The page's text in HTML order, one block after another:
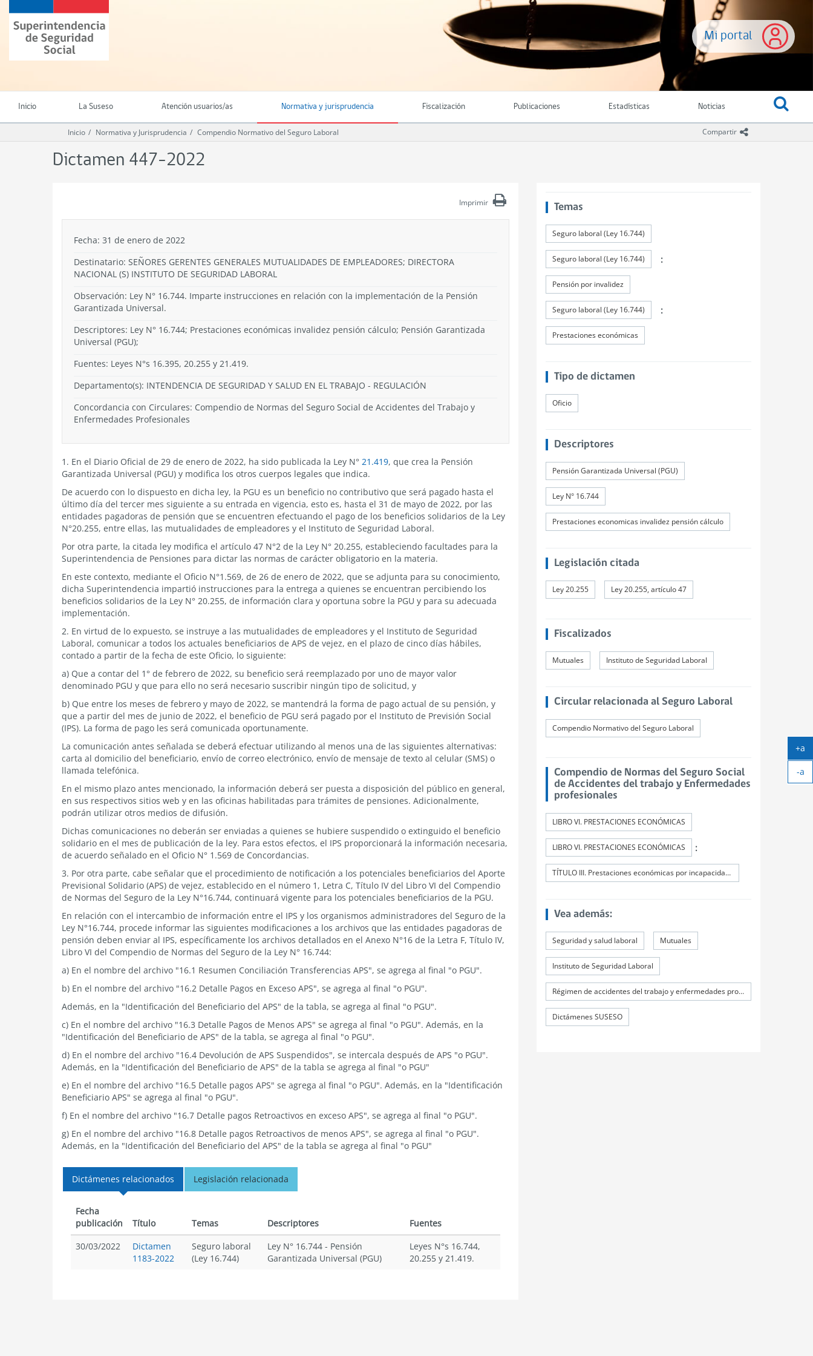
contenido
principal
Mi portal
Superintendencia
de
Seguridad
(SUSESO)
Chile
Inicio La Suseso Atención usuarios/as Normativa y jurisprudencia Fiscalización Publicaciones Estadísticas Noticias
Compartir icono compartir
Inicio Normativa y Jurisprudencia Compendio Normativo del Seguro Laboral
Dictamen 447-2022
Imprimir
Fecha: 31 de enero de 2022
Destinatario: SEÑORES GERENTES GENERALES MUTUALIDADES DE EMPLEADORES; DIRECTORA
NACIONAL (S) INSTITUTO DE SEGURIDAD LABORAL
Observación: Ley N° 16.744. Imparte instrucciones en relación con la implementación de la Pensión
Garantizada Universal.
Descriptores: Ley N° 16.744; Prestaciones económicas invalidez pensión cálculo; Pensión Garantizada
Universal (PGU);
Fuentes: Leyes N°s 16.395, 20.255 y 21.419.
Departamento(s): INTENDENCIA DE SEGURIDAD Y SALUD EN EL TRABAJO - REGULACIÓN
Concordancia con Circulares: Compendio de Normas del Seguro Social de Accidentes del Trabajo y
Enfermedades Profesionales
1. En el Diario Oficial de 29 de enero de 2022, ha sido publicada la Ley N° 21.419, que crea la Pensión
Garantizada Universal (PGU) y modifica los otros cuerpos legales que indica.
De acuerdo con lo dispuesto en dicha ley, la PGU es un beneficio no contributivo que será pagado hasta el
último día del tercer mes siguiente a su entrada en vigencia, esto es, hasta el 31 de mayo de 2022, por las
entidades pagadoras de pensión que se encuentren efectuando el pago de los beneficios solidarios de la Ley
N°20.255, entre ellas, las mutualidades de empleadores y el Instituto de Seguridad Laboral.
Por otra parte, la citada ley modifica el artículo 47 N°2 de la Ley N° 20.255, estableciendo facultades para la
Superintendencia de Pensiones para dictar las normas de carácter obligatorio en la materia.
En este contexto, mediante el Oficio N°1.569, de 26 de enero de 2022, que se adjunta para su conocimiento,
dicha Superintendencia impartió instrucciones para la entrega a quienes se encuentran percibiendo los
beneficios solidarios de la Ley N° 20.255, de información clara y oportuna sobre la PGU y para su adecuada
implementación.
2. En virtud de lo expuesto, se instruye a las mutualidades de empleadores y el Instituto de Seguridad
Laboral, comunicar a todos los actuales beneficiarios de APS de vejez, en el plazo de cinco días hábiles,
contado a partir de la fecha de este Oficio, lo siguiente:
a) Que a contar del 1° de febrero de 2022, su beneficio será reemplazado por uno de mayor valor
denominado PGU y que para ello no será necesario suscribir ningún tipo de solicitud, y
b) Que entre los meses de febrero y mayo de 2022, se mantendrá la forma de pago actual de su pensión, y
que a partir del mes de junio de 2022, el beneficio de PGU será pagado por el Instituto de Previsión Social
(IPS). La forma de pago les será comunicada oportunamente.
La comunicación antes señalada se deberá efectuar utilizando al menos una de las siguientes alternativas:
carta al domicilio del beneficiario, envío de correo electrónico, envío de mensaje de texto al celular (SMS) o
llamada telefónica.
En el mismo plazo antes mencionado, la información deberá ser puesta a disposición del público en general,
en sus respectivos sitios web y en las oficinas habilitadas para trámites de pensiones. Adicionalmente,
podrán utilizar otros medios de difusión.
Dichas comunicaciones no deberán ser enviadas a quienes se hubiere suspendido o extinguido el beneficio
solidario en el mes de publicación de la ley. Para estos efectos, el IPS proporcionará la información necesaria,
de acuerdo señalado en el Oficio N° 1.569 de Concordancias.
3. Por otra parte, cabe señalar que el procedimiento de notificación a los potenciales beneficiarios del Aporte
Previsional Solidario (APS) de vejez, establecido en el número 1, Letra C, Título IV del Libro VI del Compendio
de Normas del Seguro de la Ley N°16.744, continuará vigente para los potenciales beneficiarios de la PGU.
En relación con el intercambio de información entre el IPS y los organismos administradores del Seguro de la
Ley N°16.744, procede informar las siguientes modificaciones a los archivos que las entidades pagadoras de
pensión deben enviar al IPS, específicamente los archivos detallados en el Anexo N°16 de la Letra F, Título IV,
Libro VI del Compendio de Normas del Seguro de la Ley N° 16.744:
a) En el nombre del archivo "16.1 Resumen Conciliación Transferencias APS", se agrega al final "o PGU".
b) En el nombre del archivo "16.2 Detalle Pagos en Exceso APS", se agrega al final "o PGU".
Además, en la "Identificación del Beneficiario del APS" de la tabla, se agrega al final "o PGU".
c) En el nombre del archivo "16.3 Detalle Pagos de Menos APS" se agrega al final "o PGU". Además, en la
"Identificación del Beneficiario de APS" de la tabla, se agrega al final "o PGU".
d) En el nombre del archivo "16.4 Devolución de APS Suspendidos", se intercala después de APS "o PGU".
Además, en la "Identificación del Beneficiario de APS" de la tabla se agrega al final "o PGU"
e) En el nombre del archivo "16.5 Detalle pagos APS" se agrega al final "o PGU". Además, en la "Identificación
Beneficiario APS" se agrega al final "o PGU".
f) En el nombre del archivo "16.7 Detalle pagos Retroactivos en exceso APS", se agrega al final "o PGU".
g) En el nombre del archivo "16.8 Detalle pagos Retroactivos de menos APS", se agrega al final "o PGU".
Además, en la "Identificación del Beneficiario del APS" de la tabla se agrega al final "o PGU"
Dictámenes relacionados Legislación relacionada
Fecha
publicación
Título Temas Descriptores
Fuentes
30/03/2022
Dictamen
1183-2022
Seguro laboral
(Ley 16.744)
Ley N° 16.744 - Pensión
Garantizada Universal (PGU)
Leyes N°s 16.744,
20.255 y 21.419.
Temas
Seguro laboral (Ley 16.744)
Seguro laboral (Ley 16.744) :
Pensión por invalidez
Seguro laboral (Ley 16.744) :
Prestaciones económicas
Tipo de dictamen
Oficio
Descriptores
Pensión Garantizada Universal (PGU)
Ley N° 16.744
Prestaciones economicas invalidez pensión cálculo
Legislación citada
Ley 20.255 Ley 20.255, artículo 47
Fiscalizados
Mutuales Instituto de Seguridad Laboral
Circular relacionada al Seguro Laboral
Compendio Normativo del Seguro Laboral
Compendio de Normas del Seguro Social
de Accidentes del trabajo y Enfermedades
profesionales
LIBRO VI. PRESTACIONES ECONÓMICAS
LIBRO VI. PRESTACIONES ECONÓMICAS :
TÍTULO III. Prestaciones económicas por incapacidad permanente. Indemnizaciones y pensiones
Vea además:
Seguridad y salud laboral Mutuales
Instituto de Seguridad Laboral
Régimen de accidentes del trabajo y enfermedades profesionales
Dictámenes SUSESO
+a
-a